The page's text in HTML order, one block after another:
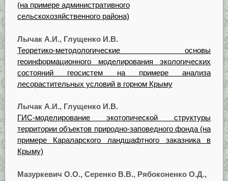
(на примере административного
сельскохозяйственного района)
Лычак А.И., Глущенко И.В.
Теоретико-методологические основы
геоинформационного моделирования экологических
состояний геосистем на примере анализа
лесорастительных условий в горном Крыму
Лычак А.И., Глущенко И.В.
ГИС-моделирование экотопической структуры
территории объектов природно-заповедного фонда (на
примере Караларского ландшафтного заказника в
Крыму)
Мазуркевич О.О., Серенко В.В., Рябоконенко О.Д.,